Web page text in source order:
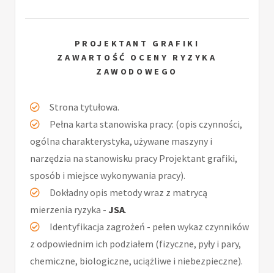
PROJEKTANT GRAFIKI
ZAWARTOŚĆ OCENY RYZYKA
ZAWODOWEGO
Strona tytułowa.
Pełna karta stanowiska pracy: (opis czynności,
ogólna charakterystyka, używane maszyny i
narzędzia na stanowisku pracy Projektant grafiki,
sposób i miejsce wykonywania pracy).
Dokładny opis metody wraz z matrycą
mierzenia ryzyka - JSA.
Identyfikacja zagrożeń - pełen wykaz czynników
z odpowiednim ich podziałem (fizyczne, pyły i pary,
chemiczne, biologiczne, uciążliwe i niebezpieczne).